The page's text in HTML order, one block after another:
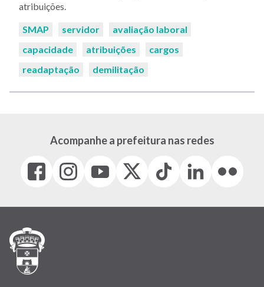
atribuições.
Palavras-
SMAP servidor
avaliação laboral
capacidade
atribuições
cargos
readaptação
demilitação
Acompanhe a prefeitura nas redes
Facebook
(link
em
janela)
Instagram
(link
em
(link
em
(Antigo
(link
Tiktok
(link
em
LinkedIn
(link
em
(link
em